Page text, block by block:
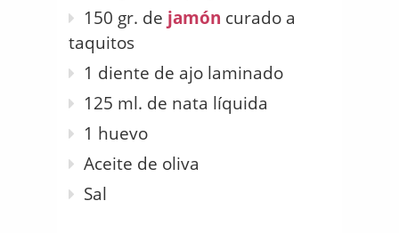
150 gr. de jamón curado a
taquitos
1 diente de ajo laminado
125 ml. de nata líquida
1 huevo
Aceite de oliva
Sal